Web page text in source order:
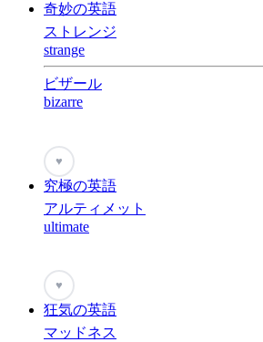
奇妙の英語
ストレンジ
strange
ビザール
bizarre
♥
究極の英語
アルティメット
ultimate
♥
狂気の英語
マッドネス